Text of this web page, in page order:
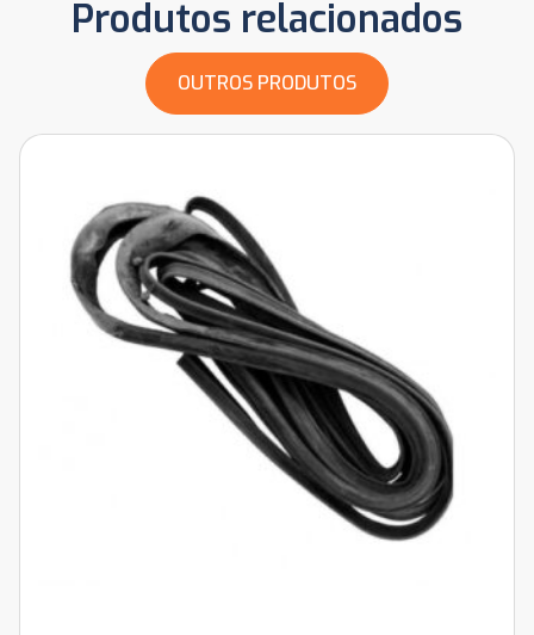
Produtos relacionados
OUTROS PRODUTOS